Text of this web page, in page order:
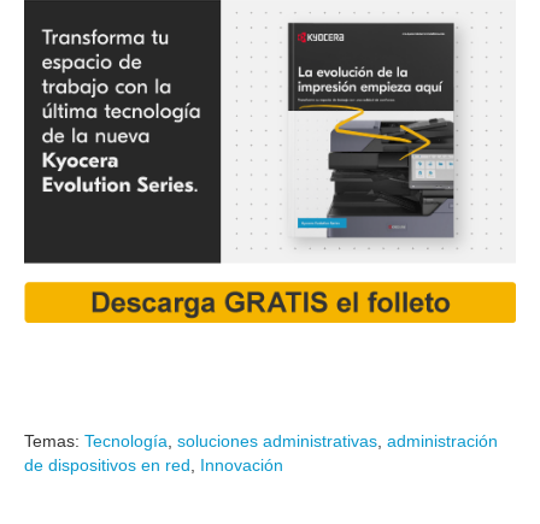
Temas: Tecnología soluciones administrativas administración
de dispositivos en red
Innovación